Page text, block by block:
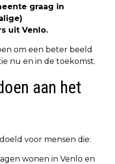
graag in
uit Venlo.
om een beter beeld
nu en in de toekomst.
aan het
voor mensen die:
wonen in Venlo en